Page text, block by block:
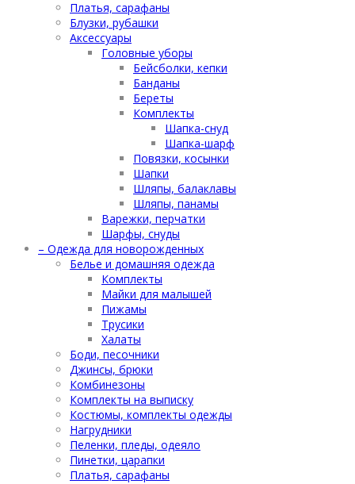
Платья, сарафаны
Блузки, рубашки
Аксессуары
Головные уборы
Бейсболки, кепки
Банданы
Береты
Комплекты
Шапка-снуд
Шапка-шарф
Повязки, косынки
Шапки
Шляпы, балаклавы
Шляпы, панамы
Варежки, перчатки
Шарфы, снуды
– Одежда для новорожденных
Белье и домашняя одежда
Комплекты
Майки для малышей
Пижамы
Трусики
Халаты
Боди, песочники
Джинсы, брюки
Комбинезоны
Комплекты на выписку
Костюмы, комплекты одежды
Нагрудники
Пеленки, пледы, одеяло
Пинетки, царапки
Платья, сарафаны